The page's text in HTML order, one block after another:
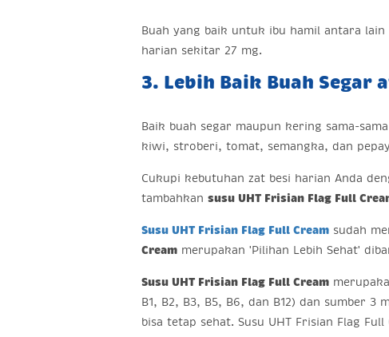
Buah yang baik untuk ibu hamil antara
harian sekitar 27 mg.
3. Lebih Baik Buah Segar
Baik buah segar maupun kering sama-
kiwi, stroberi, tomat, semangka, dan
Cukupi kebutuhan zat besi harian Anda
tambahkan susu UHT Frisian Flag Full
Susu UHT Frisian Flag Full Cream sudah
Cream merupakan 'Pilihan Lebih Sehat'
Susu UHT Frisian Flag Full Cream
B1, B2, B3, B5, B6, dan B12) dan sumber
bisa tetap sehat. Susu UHT Frisian Flag